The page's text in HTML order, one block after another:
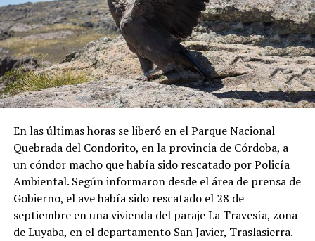
En las últimas horas se liberó en el Parque Nacional
Quebrada del Condorito, en la provincia de Córdoba, a
un cóndor macho que había sido rescatado por Policía
Ambiental. Según informaron desde el área de prensa de
Gobierno, el ave había sido rescatado el 28 de
septiembre en una vivienda del paraje La Travesía, zona
de Luyaba, en el departamento San Javier, Traslasierra.